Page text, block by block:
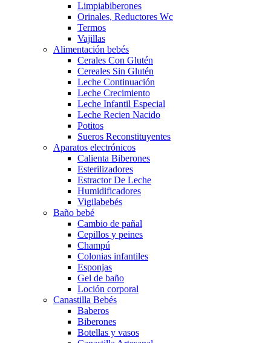
Limpiabiberones
Orinales, Reductores Wc
Termos
Vajillas
Alimentación bebés
Cerales Con Glutén
Cereales Sin Glutén
Leche Continuación
Leche Crecimiento
Leche Infantil Especial
Leche Recien Nacido
Potitos
Sueros Reconstituyentes
Aparatos electrónicos
Calienta Biberones
Esterilizadores
Estractor De Leche
Humidificadores
Vigilabebés
Baño bebé
Cambio de pañal
Cepillos y peines
Champú
Colonias infantiles
Esponjas
Gel de baño
Loción corporal
Canastilla Bebés
Baberos
Biberones
Botellas y vasos